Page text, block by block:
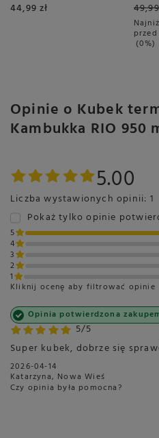
44,99 zł po
0%
Opinie o Kubek
Kambukka RIO 950
5.00
Liczba wystawionych opinii: 1
Pokaż tylko opinie
5
4
3
2
1
Kliknij ocenę aby filtrować opinie
5/5
Opinia potwierdzona
Super kubek, dobrze się
2026-04-14
Katarzyna, Nowa Wieś
Czy opinia była pomocna?